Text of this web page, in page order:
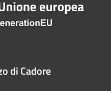
di Cadore